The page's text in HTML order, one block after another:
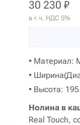
30 230 ₽
в т.ч. НДС 5%
• Материал:
•
• Высота:
Нолина в
Real Touch,